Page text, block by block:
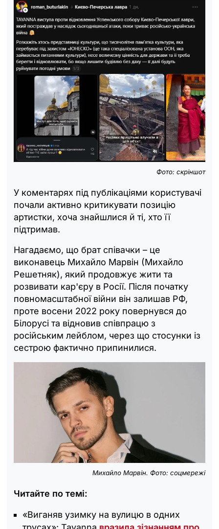
Фото: скріншот
У коментарях під публікаціями користувачі
почали активно критикувати позицію
артистки, хоча знайшлися й ті, хто її
підтримав.
Нагадаємо, що брат співачки – це
виконавець Михайло Марвін (Михайло
Решетняк), який продовжує жити та
розвивати кар'єру в Росії. Після початку
повномасштабної війни він залишав РФ,
проте восени 2022 року повернувся до
Білорусі та відновив співпрацю з
російським лейблом, через що стосунки із
сестрою фактично припинилися.
Михайло Марвін. Фото: соцмережі
Читайте по темі:
«Виганяв узимку на вулицю в одних